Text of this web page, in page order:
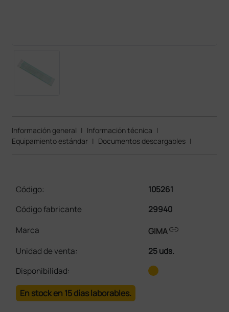
Información general | Información técnica |
Equipamiento estándar | Documentos descargables |
Código:
105261
Código fabricante
29940
Marca
GIMAlink
Unidad de venta:
25 uds.
Disponibilidad:
En stock en 15 días laborables.